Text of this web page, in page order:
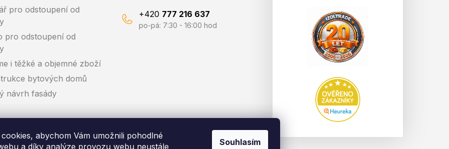
abychom Vám umožnili pohodlné
a díky analýze provozu webu neustále
Souhlasím
pro odstoupení od
pro odstoupení od
i těžké a objemné zboží
bytových domů
návrh fasády
+420 777 216 637
po-pá: 7:30 - 16:00 hod